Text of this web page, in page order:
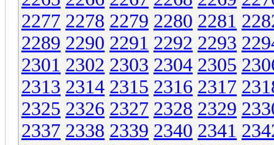
2277 2278 2279 2280 2281
2289 2290 2291 2292 2293
2301 2302 2303 2304 2305
2313 2314 2315 2316 2317
2325 2326 2327 2328 2329
2337 2338 2339 2340 2341